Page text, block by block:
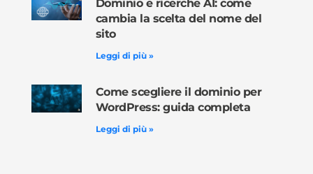
Dominio e ricerche AI: come
cambia la scelta del nome del
sito
Leggi di più »
Come scegliere il dominio per
WordPress: guida completa
Leggi di più »